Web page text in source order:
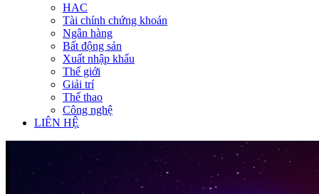
HAC
Tài chính chứng khoán
Ngân hàng
Bất động sản
Xuất nhập khẩu
Thế giới
Giải trí
Thể thao
Công nghệ
LIÊN HỆ